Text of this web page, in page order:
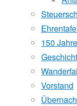
150
Vorstand
WRC
Pirat
Pegelstände (DoRIS)
Seichtstellen
Schleusenstatus
Windfinder
Mitglied der